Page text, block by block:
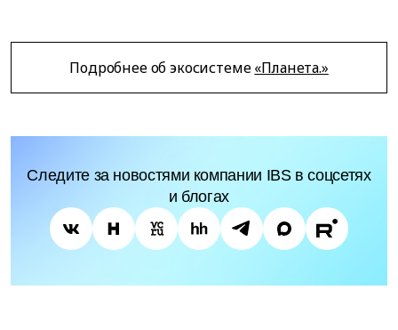
Подробнее об экосистеме«Планета.»
Следите за новостями компании IBS в соцсетях
и блогах